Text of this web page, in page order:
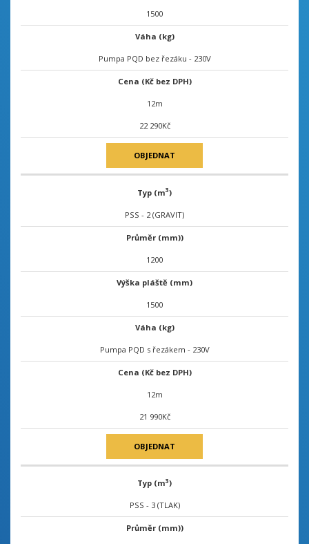
1500
Váha (kg)
Pumpa PQD bez řezáku - 230V
Cena (Kč bez DPH)
12m
22 290Kč
OBJEDNAT
Typ (m3)
PSS - 2 (GRAVIT)
Průměr (mm))
1200
Výška pláště (mm)
1500
Váha (kg)
Pumpa PQD s řezákem - 230V
Cena (Kč bez DPH)
12m
21 990Kč
OBJEDNAT
Typ (m3)
PSS - 3 (TLAK)
Průměr (mm))